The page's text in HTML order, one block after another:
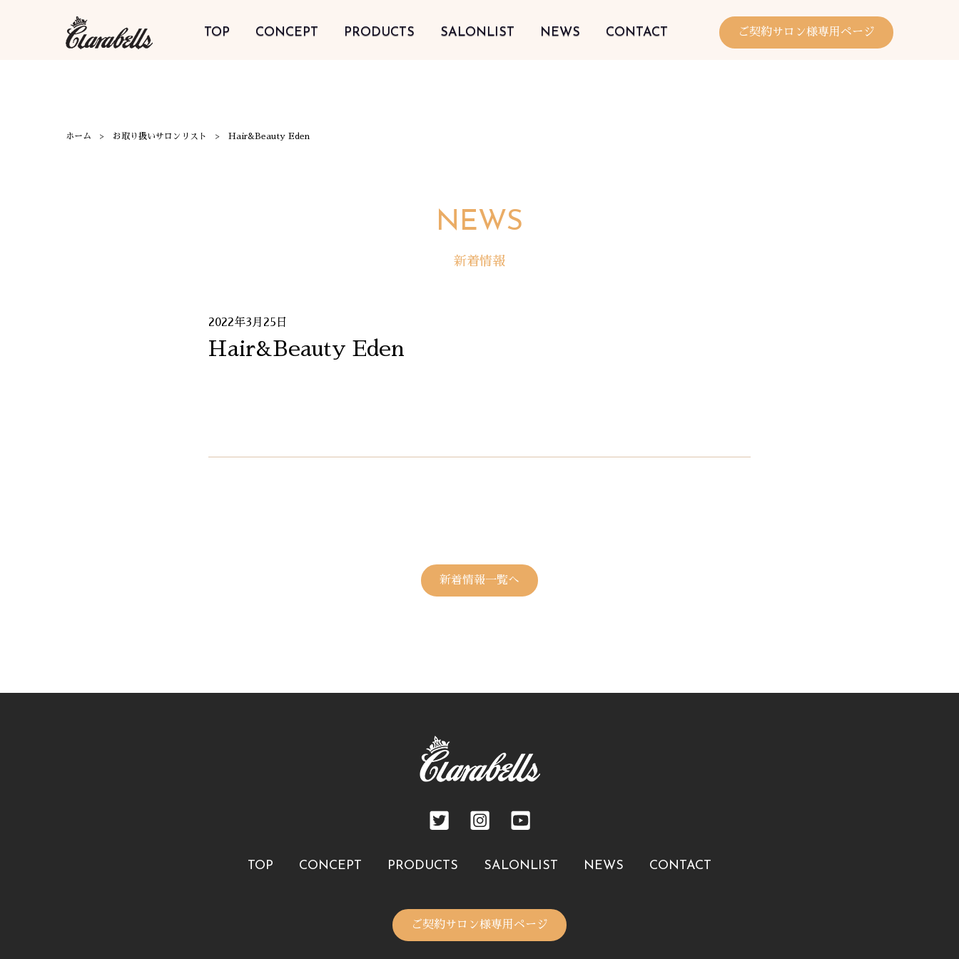
TOP CONCEPT PRODUCTS SALONLIST NEWS CONTACT ご契約サロン様専用ページ
ホーム お取り扱いサロンリスト Hair&Beauty Eden
NEWS
新着情報
2022年3月25日
Hair&Beauty Eden
新着情報一覧へ
TOP CONCEPT PRODUCTS SALONLIST NEWS CONTACT
ご契約サロン様専用ページ